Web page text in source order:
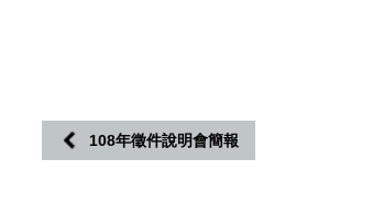
108年徵件說明會簡報